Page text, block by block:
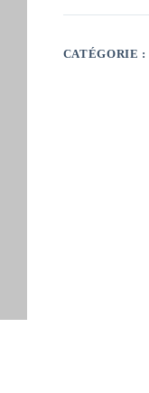
CATÉGORIE :